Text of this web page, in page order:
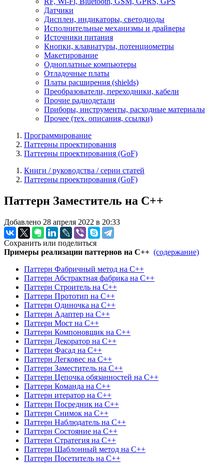
Датчики
Дисплеи, индикаторы, светодиоды
Исполнительные механизмы и драйверы
Источники питания
Кнопки, клавиатуры, потенциометры
Макетирование
Одноплатные компьютеры
Отладочные платы
Платы расширения (shields)
Преобразователи, переходники, кабели
Прочие радиодетали
Приборы, инструменты, расходные материалы
Прочее (тех. описания, ссылки)
Программирование
Паттерны проектирования
Паттерны проектирования (GoF)
Книги / руководства / серии статей
Паттерны проектирования (GoF)
Паттерн Заместитель на C++
Добавлено 28 апреля 2022 в 20:33
Сохранить или поделиться
Примеры реализации паттернов на C++ (содержание)
Паттерн Фабричный метод на C++
Паттерн Абстрактная фабрика на C++
Паттерн Строитель на C++
Паттерн Прототип на C++
Паттерн Одиночка на C++
Паттерн Адаптер на C++
Паттерн Мост на C++
Паттерн Компоновщик на C++
Паттерн Декоратор на C++
Паттерн Фасад на C++
Паттерн Легковес на C++
Паттерн Заместитель на C++
Паттерн Цепочка обязанностей на C++
Паттерн Команда на C++
Паттерн итератор на C++
Паттерн Посредник на C++
Паттерн Снимок на C++
Паттерн Наблюдатель на C++
Паттерн Состояние на C++
Паттерн Стратегия на C++
Паттерн Шаблонный метод на C++
Паттерн Посетитель на C++